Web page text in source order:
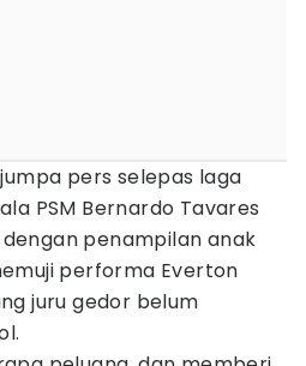
pers selepas laga
PSM Bernardo Tavares
penampilan anak
performa Everton
juru gedor belum